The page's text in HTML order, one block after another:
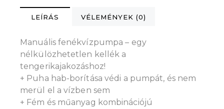
LEÍRÁS VÉLEMÉNYEK (0)
Manuális fenékvízpumpa – egy
nélkülözhetetlen kellék a
tengerikajakozáshoz!
+ Puha hab-borítása védi a pumpát, és nem
merül el a vízben sem
+ Fém és műanyag kombinációjú